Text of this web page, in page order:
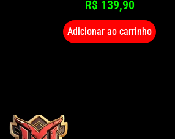
R$ 139,90
Adicionar ao carrinho